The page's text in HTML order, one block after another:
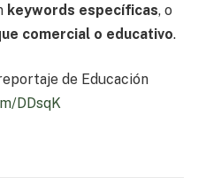
keywords específicas, o
comercial o educativo.
de Educación
DDsqK